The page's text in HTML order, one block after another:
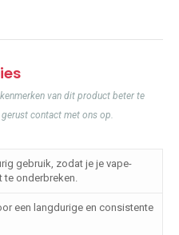
van dit product beter te
contact met ons op.
gebruik, zodat je je vape-
te onderbreken.
een langdurige en consistente